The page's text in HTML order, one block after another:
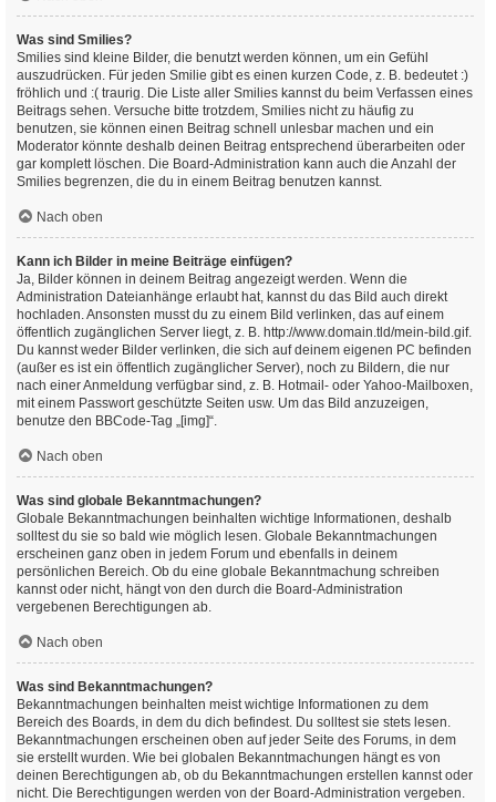
Was sind Smilies?
Smilies sind kleine Bilder, die benutzt werden können, um ein Gefühl
auszudrücken. Für jeden Smilie gibt es einen kurzen Code, z. B. bedeutet :)
fröhlich und :( traurig. Die Liste aller Smilies kannst du beim Verfassen eines
Beitrags sehen. Versuche bitte trotzdem, Smilies nicht zu häufig zu
benutzen, sie können einen Beitrag schnell unlesbar machen und ein
Moderator könnte deshalb deinen Beitrag entsprechend überarbeiten oder
gar komplett löschen. Die Board-Administration kann auch die Anzahl der
Smilies begrenzen, die du in einem Beitrag benutzen kannst.
Nach oben
Kann ich Bilder in meine Beiträge einfügen?
Ja, Bilder können in deinem Beitrag angezeigt werden. Wenn die
Administration Dateianhänge erlaubt hat, kannst du das Bild auch direkt
hochladen. Ansonsten musst du zu einem Bild verlinken, das auf einem
öffentlich zugänglichen Server liegt, z. B. http://www.domain.tld/mein-bild.gif.
Du kannst weder Bilder verlinken, die sich auf deinem eigenen PC befinden
(außer es ist ein öffentlich zugänglicher Server), noch zu Bildern, die nur
nach einer Anmeldung verfügbar sind, z. B. Hotmail- oder Yahoo-Mailboxen,
mit einem Passwort geschützte Seiten usw. Um das Bild anzuzeigen,
benutze den BBCode-Tag „[img]“.
Nach oben
Was sind globale Bekanntmachungen?
Globale Bekanntmachungen beinhalten wichtige Informationen, deshalb
solltest du sie so bald wie möglich lesen. Globale Bekanntmachungen
erscheinen ganz oben in jedem Forum und ebenfalls in deinem
persönlichen Bereich. Ob du eine globale Bekanntmachung schreiben
kannst oder nicht, hängt von den durch die Board-Administration
vergebenen Berechtigungen ab.
Nach oben
Was sind Bekanntmachungen?
Bekanntmachungen beinhalten meist wichtige Informationen zu dem
Bereich des Boards, in dem du dich befindest. Du solltest sie stets lesen.
Bekanntmachungen erscheinen oben auf jeder Seite des Forums, in dem
sie erstellt wurden. Wie bei globalen Bekanntmachungen hängt es von
deinen Berechtigungen ab, ob du Bekanntmachungen erstellen kannst oder
nicht. Die Berechtigungen werden von der Board-Administration vergeben.